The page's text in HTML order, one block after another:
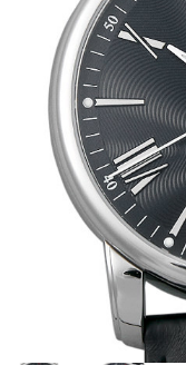
全てのブランドを見
る
オーデマピゲ